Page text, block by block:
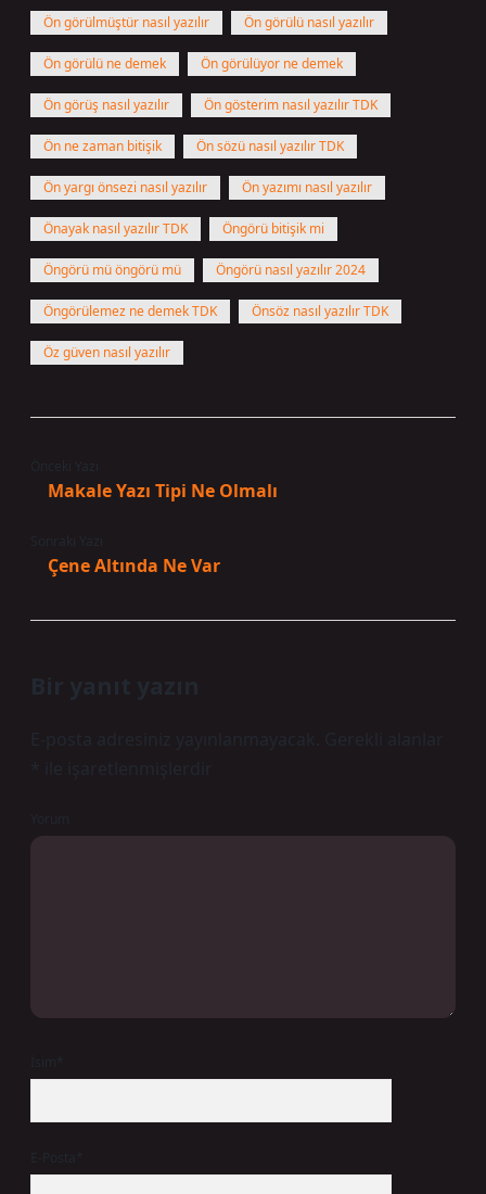
Ön görülmüştür nasıl yazılır Ön görülü nasıl yazılır
Ön görülü ne demek Ön görülüyor ne demek
Ön görüş nasıl yazılır Ön gösterim nasıl yazılır TDK
Ön ne zaman bitişik Ön sözü nasıl yazılır TDK
Ön yargı önsezi nasıl yazılır Ön yazımı nasıl yazılır
Önayak nasıl yazılır TDK Öngörü bitişik mi
Öngörü mü öngörü mü Öngörü nasıl yazılır 2024
Öngörülemez ne demek TDK Önsöz nasıl yazılır TDK
Öz güven nasıl yazılır
Makale Yazı Tipi Ne Olmalı
Çene Altında Ne Var
Bir yanıt yazın
E-posta adresiniz yayınlanmayacak.
Gerekli alanlar
ile işaretlenmişlerdir